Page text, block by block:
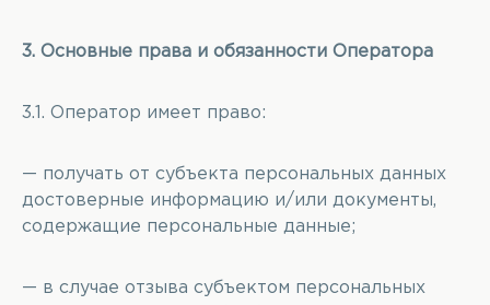
3. Основные права и обязанности Оператора
3.1. Оператор имеет право:
— получать от субъекта персональных данных
достоверные информацию и/или документы,
содержащие персональные данные;
— в случае отзыва субъектом персональных